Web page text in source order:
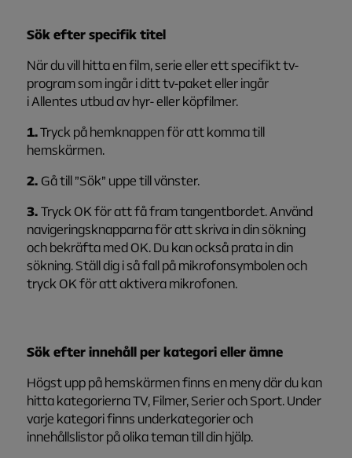
Sök efter specifik titel
När du vill hitta en film, serie eller ett specifikt tv-
program som ingår i ditt tv-paket eller ingår
i Allentes utbud av hyr- eller köpfilmer.
1.Tryck på hemknappen för att komma till
hemskärmen.
2. Gå till ”Sök” uppe till vänster.
3.Tryck OK för att få fram tangentbordet. Använd
navigeringsknapparna för att skriva in din sökning
och bekräfta med OK. Du kan också prata in din
sökning. Ställ dig i så fall på mikrofonsymbolen och
tryck OK för att aktivera mikrofonen.
Sök efter innehåll per kategori eller ämne
Högst upp på hemskärmen finns en meny där du kan
hitta kategorierna TV, Filmer, Serier och Sport. Under
varje kategori finns underkategorier och
innehållslistor på olika teman till din hjälp.